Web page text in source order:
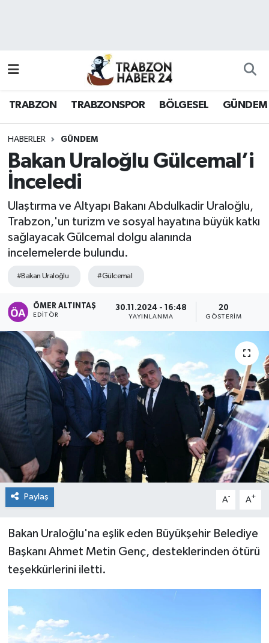
TRABZON TRABZONSPOR BÖLGESEL GÜNDEM
HABERLER GÜNDEM
Bakan Uraloğlu Gülcemal’i
İnceledi
Ulaştırma ve Altyapı Bakanı Abdulkadir Uraloğlu,
Trabzon,'un turizm ve sosyal hayatına büyük katkı
sağlayacak Gülcemal dolgu alanında
incelemelerde bulundu.
#Bakan Uraloğlu #Gülcemal
ÖMER ALTINTAŞ
EDITÖR
30.11.2024 - 16:48
YAYINLANMA
20
GÖSTERIM
Paylaş A- A+
Bakan Uraloğlu'na eşlik eden Büyükşehir Belediye
Başkanı Ahmet Metin Genç, desteklerinden ötürü
teşekkürlerini iletti.
Hava Durumu
Namaz Vakitleri
Trafik Durumu
Süper Lig Puan Durumu ve Fikstür
Son Dakika Haberleri
Haber Arşivi